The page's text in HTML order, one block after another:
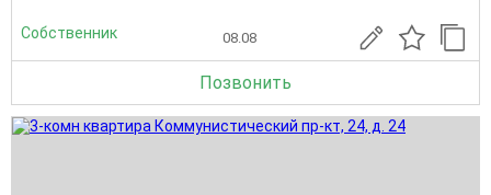
Собственник 08.08
Позвонить